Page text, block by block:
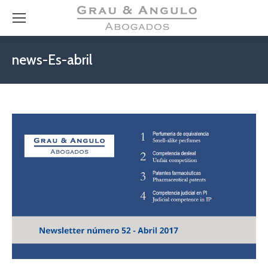
news-Es-abril